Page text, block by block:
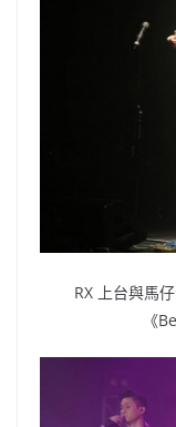
RX 上台與馬
《